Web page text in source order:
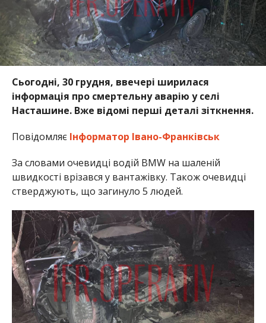
Сьогодні, 30 грудня, ввечері ширилася
інформація про смертельну аварію у селі
Насташине. Вже відомі перші деталі зіткнення.
Повідомляє Інформатор Івано-Франківськ
За словами очевидці водій BMW на шаленій
швидкості врізався у вантажівку. Також очевидці
стверджують, що загинуло 5 людей.